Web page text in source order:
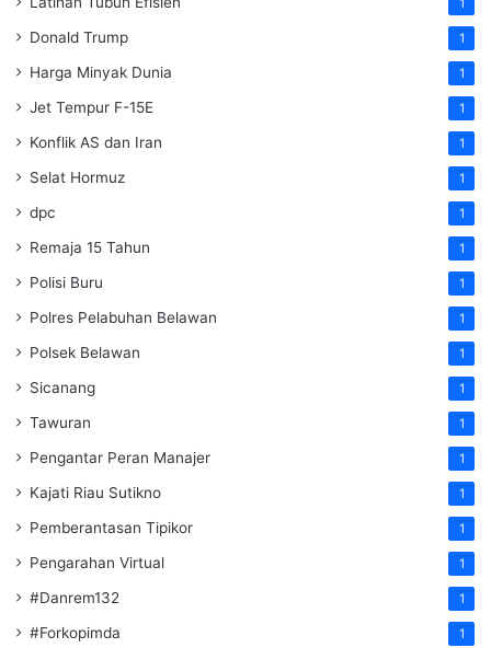
1
Donald Trump 1
Harga Minyak Dunia 1
Jet Tempur F-15E 1
Konflik AS dan Iran 1
Selat Hormuz 1
dpc 1
Remaja 15 Tahun 1
Polisi Buru 1
Polres Pelabuhan Belawan 1
Polsek Belawan 1
Sicanang 1
Tawuran 1
Pengantar Peran Manajer 1
Kajati Riau Sutikno 1
Pemberantasan Tipikor 1
Pengarahan Virtual 1
#Danrem132 1
#Forkopimda 1